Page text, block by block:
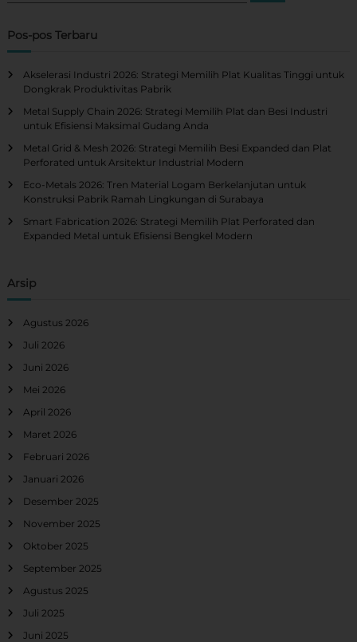
i
:
Pos-pos Terbaru
Akselerasi Industri 2026: Strategi Memilih Plat Kualitas Tinggi untuk
Dongkrak Produktivitas Pabrik
Metal Supply Chain 2026: Strategi Memilih Plat dan Besi Industri
untuk Efisiensi Maksimal Gudang Anda
Metal Grid & Mesh 2026: Strategi Memilih Besi Expanded dan Plat
Perforated untuk Arsitektur Industrial Modern
Eco-Metals 2026: Tren Material Logam Berkelanjutan untuk
Konstruksi Pabrik Ramah Lingkungan di Surabaya
Smart Fabrication 2026: Strategi Memilih Plat Perforated dan
Expanded Metal untuk Efisiensi Bengkel Modern
Arsip
Agustus 2026
Juli 2026
Juni 2026
Mei 2026
April 2026
Maret 2026
Februari 2026
Januari 2026
Desember 2025
November 2025
Oktober 2025
September 2025
Agustus 2025
Juli 2025
Juni 2025